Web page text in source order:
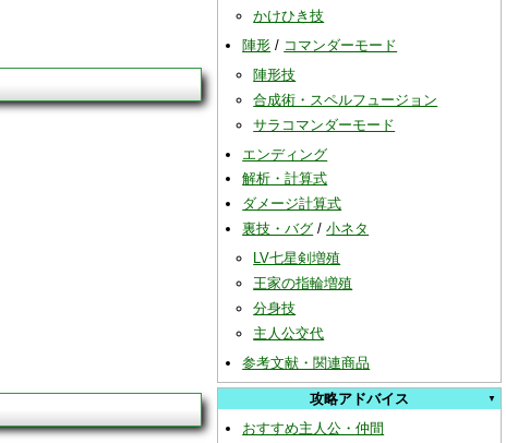
かけひき技
陣形 / コマンダーモード
陣形技
合成術・スペルフュージョン
サラコマンダーモード
エンディング
解析・計算式
ダメージ計算式
裏技・バグ /小ネタ
LV七星剣増殖
王家の指輪増殖
分身技
主人公交代
参考文献・関連商品
攻略アドバイス
おすすめ主人公・仲間